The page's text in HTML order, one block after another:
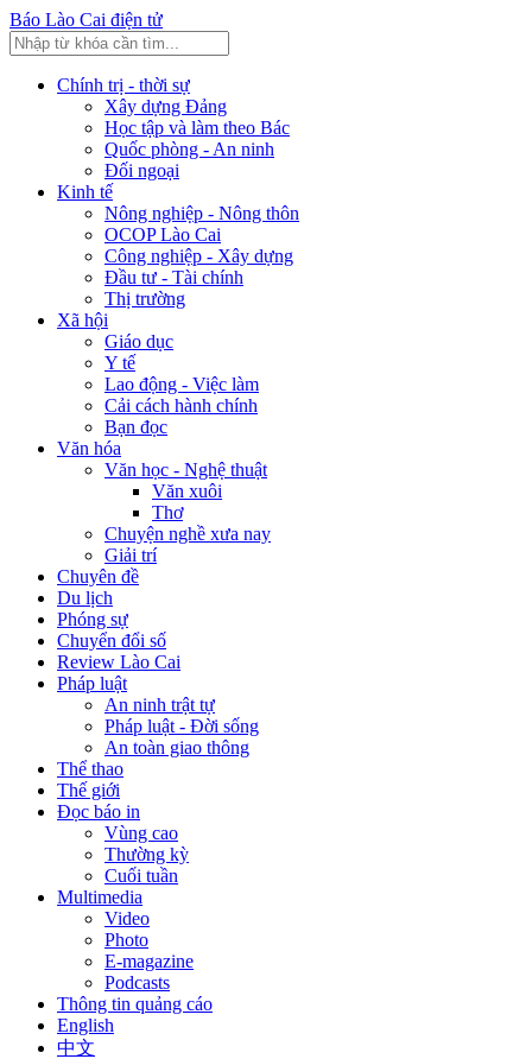
Báo Lào Cai điện tử
Chính trị - thời sự
Xây dựng Đảng
Học tập và làm theo Bác
Quốc phòng - An ninh
Đối ngoại
Kinh tế
Nông nghiệp - Nông thôn
OCOP Lào Cai
Công nghiệp - Xây dựng
Đầu tư - Tài chính
Thị trường
Xã hội
Giáo dục
Y tế
Lao động - Việc làm
Cải cách hành chính
Bạn đọc
Văn hóa
Văn học - Nghệ thuật
Văn xuôi
Thơ
Chuyện nghề xưa nay
Giải trí
Chuyên đề
Du lịch
Phóng sự
Chuyển đổi số
Review Lào Cai
Pháp luật
An ninh trật tự
Pháp luật - Đời sống
An toàn giao thông
Thể thao
Thế giới
Đọc báo in
Vùng cao
Thường kỳ
Cuối tuần
Multimedia
Video
Photo
E-magazine
Podcasts
Thông tin quảng cáo
English
中文